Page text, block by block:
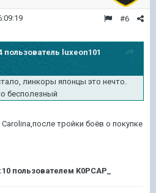
#6
пользователь luxeon101
линкоры японцы это нечто.
бесполезный
тройки боёв о покупке
пользователем K0PCAP_